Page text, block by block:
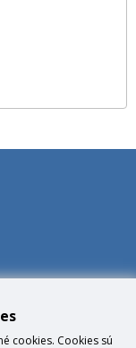
cookies. Cookies sú